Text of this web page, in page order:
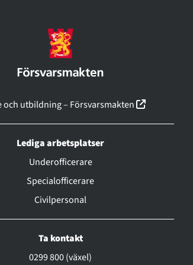
och utbildning – Försvarsmakten (linkki
Lediga arbetsplatser
Underofficerare
Specialofficerare
Civilpersonal
Ta kontakt
0299 800 (växel)